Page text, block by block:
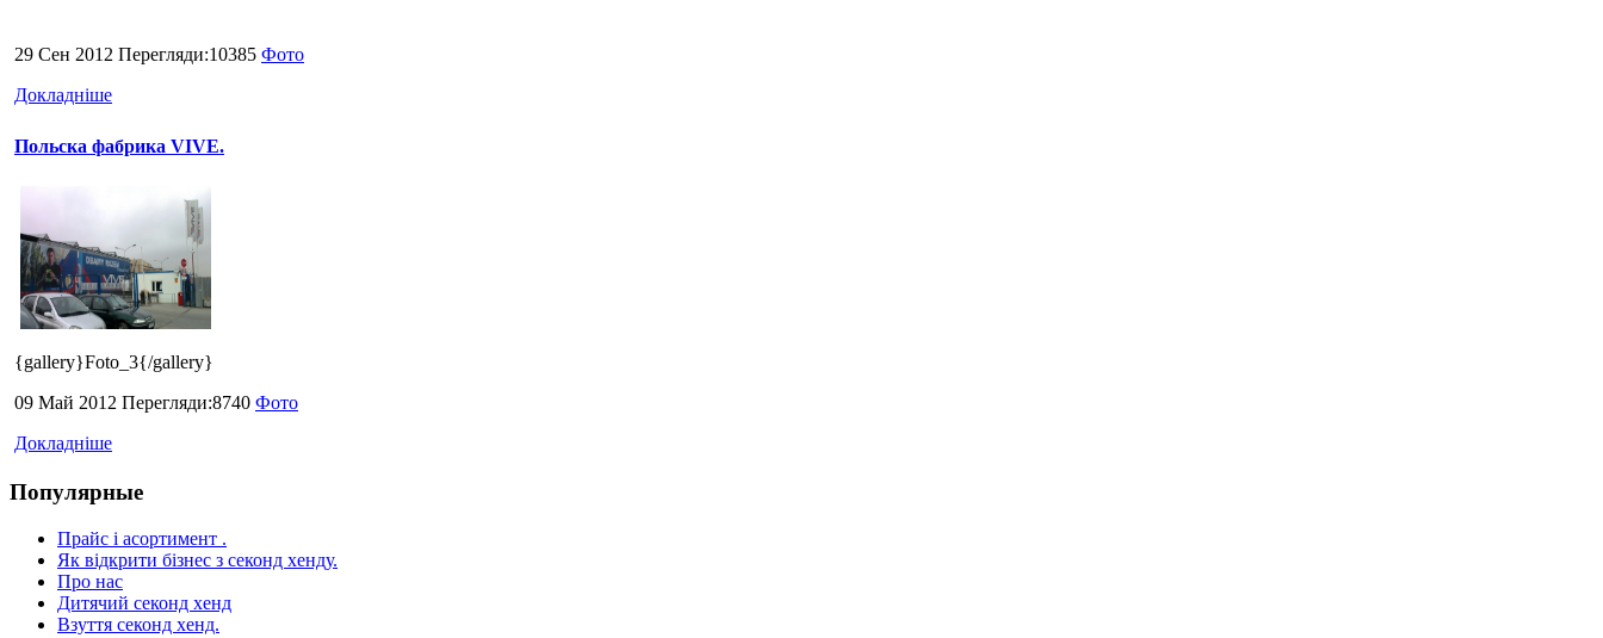
29 Сен 2012 Перегляди:10385 Фото
Докладніше
Польска фабрика VIVE.
{gallery}Foto_3{/gallery}
09 Май 2012 Перегляди:8740 Фото
Докладніше
Популярные
Прайс і асортимент .
Як відкрити бізнес з секонд хенду.
Про нас
Дитячий секонд хенд
Взуття секонд хенд.